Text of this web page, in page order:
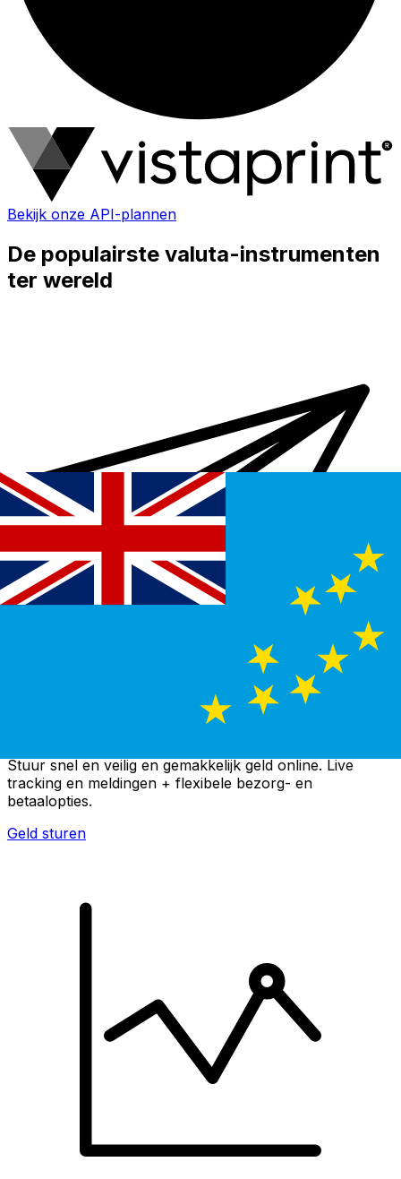
Bekijk onze API-plannen
De populairste valuta-instrumenten
ter wereld
Xe Internationale Geldoverboeking
Stuur snel en veilig en gemakkelijk geld online. Live
tracking en meldingen + flexibele bezorg- en
betaalopties.
Geld sturen